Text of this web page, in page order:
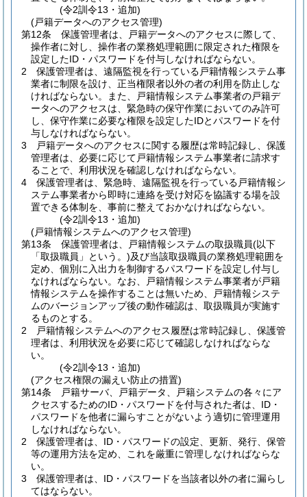
(令2訓令13・追加)
(戸籍データへのアクセス管理)
第12条
保護管理者は、戸籍データへのアクセスに際して、
操作者に対し、操作者の業務処理範囲に限定された権限を
設定したID・パスワードを付与しなければならない。
2
保護管理者は、遠隔監視を行っている戸籍情報システム事
業者に制限を設け、正当権限者以外の者の利用を防止しな
ければならない。
また、戸籍情報システム事業者の戸籍デ
ータへのアクセスは、緊急時の保守作業においてのみ許可
し、保守作業に必要な権限を設定したIDとパスワードを付
与しなければならない。
3
戸籍データへのアクセスに関する履歴は常時記録し、保護
管理者は、必要に応じて戸籍情報システム事業者に請求す
ることで、利用状況を確認しなければならない。
4
保護管理者は、緊急時、遠隔監視を行っている戸籍情報シ
ステム事業者から即時に連絡を受け対応を協議する場を設
置できる体制を、事前に整えておかなければならない。
(令2訓令13・追加)
(戸籍情報システムへのアクセス管理)
第13条
保護管理者は、戸籍情報システムの取扱職員(以下
「取扱職員」という。)及び当該取扱職員の業務処理範囲を
定め、個別に入出力を制御するパスワードを設定し付与し
なければならない。 なお、戸籍情報システム事業者が戸籍
情報システムを操作することは無いため、戸籍情報システ
ムのバージョンアップ後の動作確認は、取扱職員が実施す
るものとする。
2
戸籍情報システムへのアクセス履歴は常時記録し、保護管
理者は、利用状況を必要に応じて確認しなければならな
い。
(令2訓令13・追加)
(アクセス権限の漏えい防止の措置)
第14条
戸籍サーバ、戸籍データ、戸籍システムの各々にア
クセスするためのID・パスワードを付与された者は、ID・
パスワードを他者に漏らすことがないよう適切に管理運用
しなければならない。
2
保護管理者は、ID・パスワードの設定、更新、発行、保管
等の運用方法を定め、これを厳重に管理しなければならな
い。
3
保護管理者は、ID・パスワードを当該者以外の者に漏らし
てはならない。